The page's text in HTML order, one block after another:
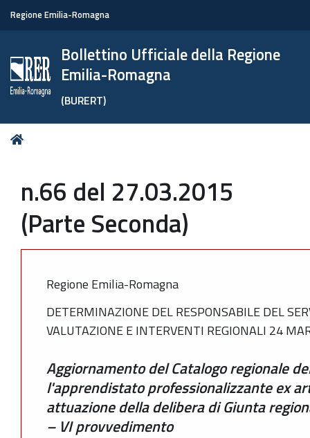
Regione Emilia-Romagna
Bollettino Ufficiale della Regione
Emilia-Romagna
(BURERT)
Tu
n.66 del 27.03.2015
(Parte Seconda)
Regione Emilia-Romagna
DETERMINAZIONE DEL RESPONSABILE DEL
VALUTAZIONE E INTERVENTI REGIONALI 24
Aggiornamento del Catalogo regionale
l'apprendistato professionalizzante ex
attuazione della delibera di Giunta
– VI provvedimento